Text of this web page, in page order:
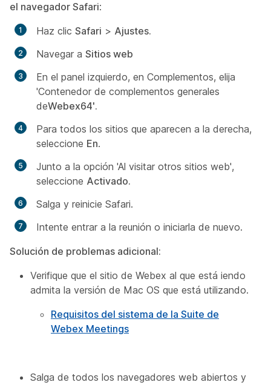
el navegador Safari:
Haz clic Safari > Ajustes.
Navegar a Sitios web
En el panel izquierdo, en Complementos, elija
'Contenedor de complementos generales
deWebex64'.
Para todos los sitios que aparecen a la derecha,
seleccione En.
Junto a la opción 'Al visitar otros sitios web',
seleccione Activado.
Salga y reinicie Safari.
Intente entrar a la reunión o iniciarla de nuevo.
Solución de problemas adicional:
Verifique que el sitio de Webex al que está iendo
admita la versión de Mac OS que está utilizando.
Requisitos del sistema de la Suite de
Webex Meetings
Salga de todos los navegadores web abiertos y